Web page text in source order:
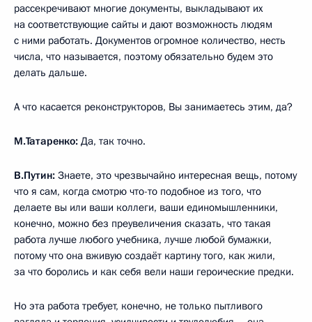
рассекречивают многие документы, выкладывают их
на соответствующие сайты и дают возможность людям
с ними работать. Документов огромное количество, несть
числа, что называется, поэтому обязательно будем это
делать дальше.
А что касается реконструкторов, Вы занимаетесь этим, да?
М.Татаренко: Да, так точно.
В.Путин: Знаете, это чрезвычайно интересная вещь, потому
что я сам, когда смотрю что-то подобное из того, что
делаете вы или ваши коллеги, ваши единомышленники,
конечно, можно без преувеличения сказать, что такая
работа лучше любого учебника, лучше любой бумажки,
потому что она вживую создаёт картину того, как жили,
за что боролись и как себя вели наши героические предки.
Но эта работа требует, конечно, не только пытливого